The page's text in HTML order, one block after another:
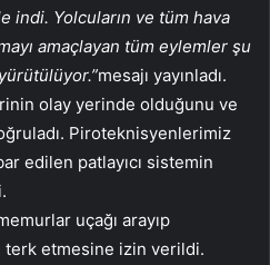
indi. Yolcuların ve tüm hava
amaçlayan tüm eylemler şu
mesajı yayınladı.
olay yerinde olduğunu ve
Piroteknisyenlerimiz
edilen patlayıcı sistemin
uçağı arayıp
terk etmesine izin verildi.